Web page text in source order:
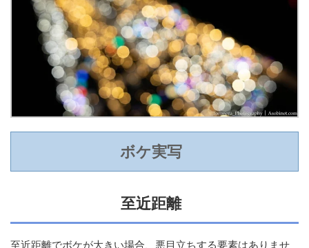
ボケ実写
至近距離
至近距離でボケが大きい場合、悪目立ちする要素はありませ